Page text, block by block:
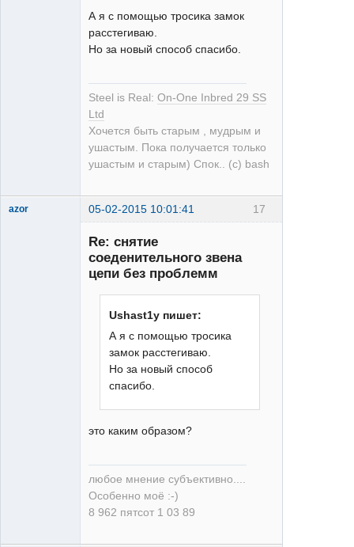
А я с помощью тросика замок
расстегиваю.
Но за новый способ спасибо.
Steel is Real: On-One Inbred 29 SS
Ltd
Хочется быть старым , мудрым и
ушастым. Пока получается только
ушастым и старым) Спок.. (с) bash
17
azor 05-02-2015 10:01:41
Re: снятие
соеденительного звена
цепи без проблемм
Ushast1y пишет:
А я с помощью тросика
замок расстегиваю.
Но за новый способ
спасибо.
это каким образом?
любое мнение субъективно....
Особенно моё :-)
8 962 пятсот 1 03 89